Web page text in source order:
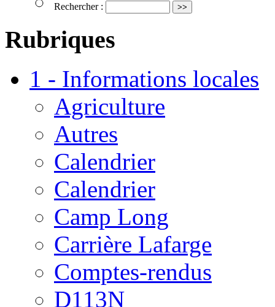
Rechercher :
Rubriques
1 - Informations locales
Agriculture
Autres
Calendrier
Calendrier
Camp Long
Carrière Lafarge
Comptes-rendus
D113N